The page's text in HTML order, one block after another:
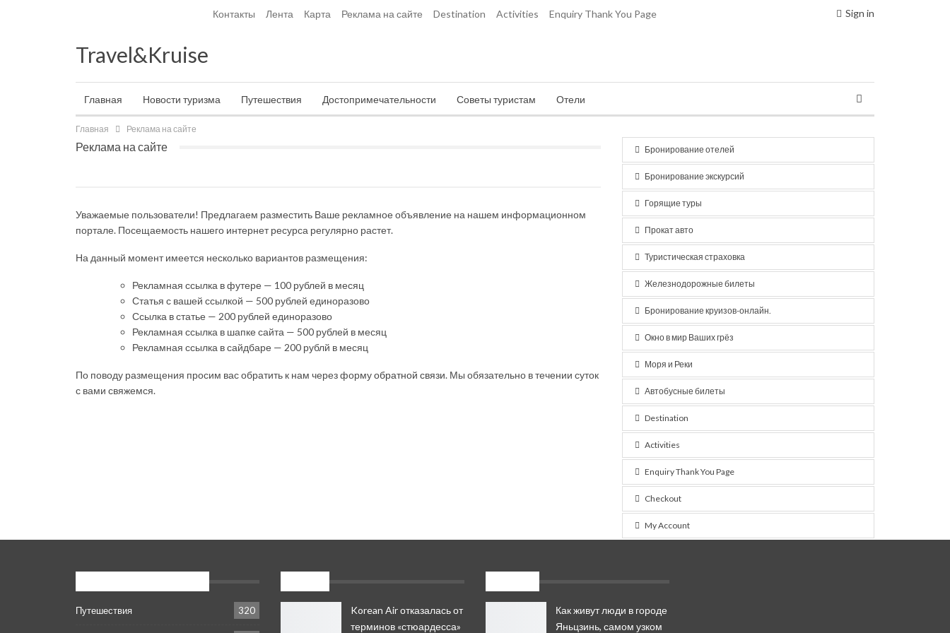
Sign in
Контакты Лента Карта Реклама на сайте Destination Activities
Enquiry Thank You Page
Travel&Kruise
Главная Новости туризма Путешествия Достопримечательности Советы туристам Отели
Главная Реклама на сайте
Реклама на сайте
Уважаемые пользователи! Предлагаем разместить Ваше рекламное объявление на нашем информационном
портале. Посещаемость нашего интернет ресурса регулярно растет.
На данный момент имеется несколько вариантов размещения:
Рекламная ссылка в футере — 100 рублей в месяц
Статья с вашей ссылкой — 500 рублей единоразово
Ссылка в статье — 200 рублей единоразово
Рекламная ссылка в шапке сайта — 500 рублей в месяц
Рекламная ссылка в сайдбаре — 200 рублй в месяц
По поводу размещения просим вас обратить к нам через формуобратной связи. Мы обязательно в течении суток
с вами свяжемся.
Бронирование отелей
Бронирование экскурсий
Горящие туры
Прокат авто
Туристическая страховка
Железнодорожные билеты
Бронирование круизов-онлайн.
Окно в мир Ваших грёз
Моря и Реки
Автобусные билеты
Destination
Activities
Enquiry Thank You Page
Checkout
My Account
Путешествия 320
Korean Air отказалась от
терминов «стюардесса»
Как живут люди в городе
Яньцзинь, самом узком